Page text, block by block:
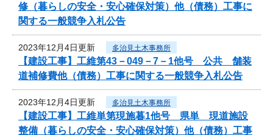
修（暮らしの安全・安心確保対策）他（債務）工事に
関する一般競争入札公告
2023年12月4日更新 多治見土木事務所
【建設工事】工維第43－049－7－1他号 公共 舗装
道補修費他（債務）工事に関する一般競争入札公告
2023年12月4日更新 多治見土木事務所
【建設工事】工維単第現施暮1他号 県単 現道施設
整備（暮らしの安全・安心確保対策）他（債務）工事